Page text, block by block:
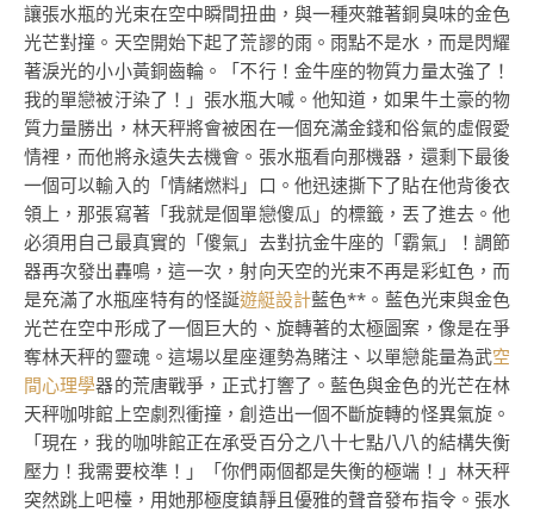
讓張水瓶的光束在空中瞬間扭曲，與一種夾雜著銅臭味的金色
光芒對撞。天空開始下起了荒謬的雨。雨點不是水，而是閃耀
著淚光的小小黃銅齒輪。「不行！金牛座的物質力量太強了！
我的單戀被汙染了！」張水瓶大喊。他知道，如果牛土豪的物
質力量勝出，林天秤將會被困在一個充滿金錢和俗氣的虛假愛
情裡，而他將永遠失去機會。張水瓶看向那機器，還剩下最後
一個可以輸入的「情緒燃料」口。他迅速撕下了貼在他背後衣
領上，那張寫著「我就是個單戀傻瓜」的標籤，丟了進去。他
必須用自己最真實的「傻氣」去對抗金牛座的「霸氣」！調節
器再次發出轟鳴，這一次，射向天空的光束不再是彩虹色，而
是充滿了水瓶座特有的怪誕遊艇設計藍色**。藍色光束與金色
光芒在空中形成了一個巨大的、旋轉著的太極圖案，像是在爭
奪林天秤的靈魂。這場以星座運勢為賭注、以單戀能量為武空
間心理學器的荒唐戰爭，正式打響了。藍色與金色的光芒在林
天秤咖啡館上空劇烈衝撞，創造出一個不斷旋轉的怪異氣旋。
「現在，我的咖啡館正在承受百分之八十七點八八的結構失衡
壓力！我需要校準！」「你們兩個都是失衡的極端！」林天秤
突然跳上吧檯，用她那極度鎮靜且優雅的聲音發布指令。張水